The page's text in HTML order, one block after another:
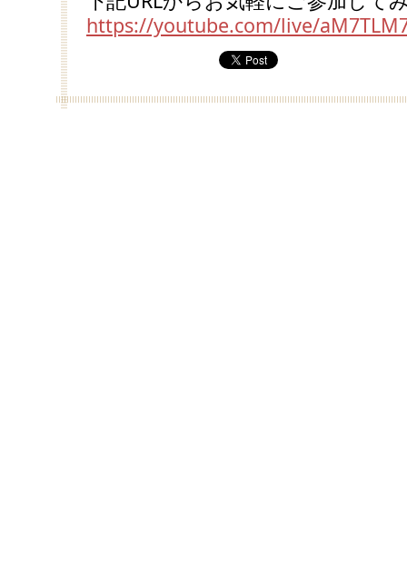
https://youtube.com/live/